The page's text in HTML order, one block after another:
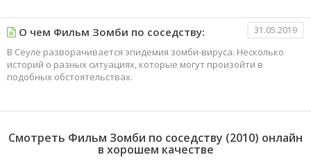
О чем Фильм Зомби по соседству: 31.05.2019
В Сеуле разворачивается эпидемия зомби-вируса. Несколько
историй о разных ситуациях, которые могут произойти в
подобных обстоятельствах.
Смотреть Фильм Зомби по соседству (2010) онлайн
в хорошем качестве